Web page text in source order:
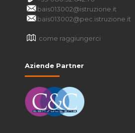
bais013002@istruzione.it
bais013002@pec.istruzione.it
come raggiungerci
Aziende Partner